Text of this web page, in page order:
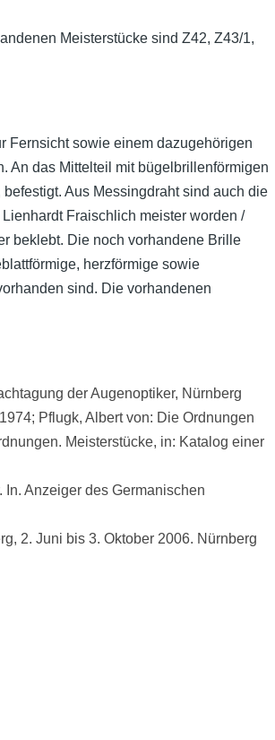
Meisterstücke sind Z42, Z43/1,
Fernsicht sowie einem dazugehörigen
An das Mittelteil mit bügelbrillenförmigen
Aus Messingdraht sind auch die
Fraischlich meister worden /
beklebt. Die noch vorhandene Brille
herzförmige sowie
sind. Die vorhandenen
der Augenoptiker, Nürnberg
Pflugk, Albert von: Die Ordnungen
Meisterstücke, in: Katalog einer
Anzeiger des Germanischen
2. Juni bis 3. Oktober 2006. Nürnberg